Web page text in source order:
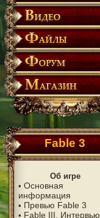
Fable 3
Об игре
• Основная
информация
• Превью Fable 3
• Fable III. Интервью